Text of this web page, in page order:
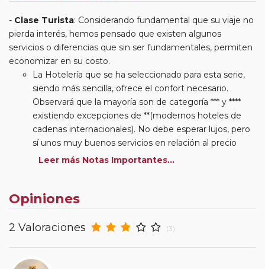
Clase Turista: Considerando fundamental que su viaje no
pierda interés, hemos pensado que existen algunos
servicios o diferencias que sin ser fundamentales, permiten
economizar en su costo.
La Hotelería que se ha seleccionado para esta serie,
siendo más sencilla, ofrece el confort necesario.
Observará que la mayoría son de categoría *** y ****
existiendo excepciones de **(modernos hoteles de
cadenas internacionales). No debe esperar lujos, pero
sí unos muy buenos servicios en relación al precio
abonado por el paquete adquirido. Algunos hoteles se
disfrute minimizando los inconvenientes que puedan
ser generados por esta situación.
Desayuno: Esta serie tiene incluido el desayuno
completas en su contenido incluyéndose además
Leer más Notas Importantes...
Opiniones
2 Valoraciones (3)